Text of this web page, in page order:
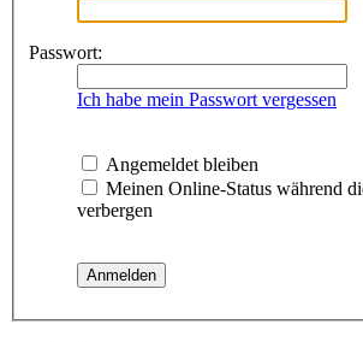
Passwort:
Ich habe mein Passwort vergessen
Angemeldet bleiben
Meinen Online-Status während
verbergen